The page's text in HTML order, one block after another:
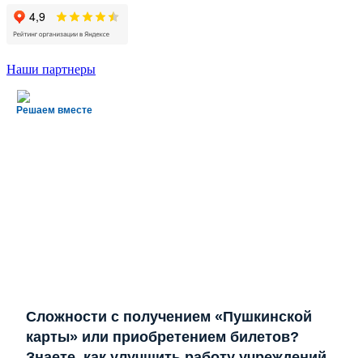
Наши партнеры
Решаем вместе
Сложности с получением «Пушкинской
карты» или приобретением билетов?